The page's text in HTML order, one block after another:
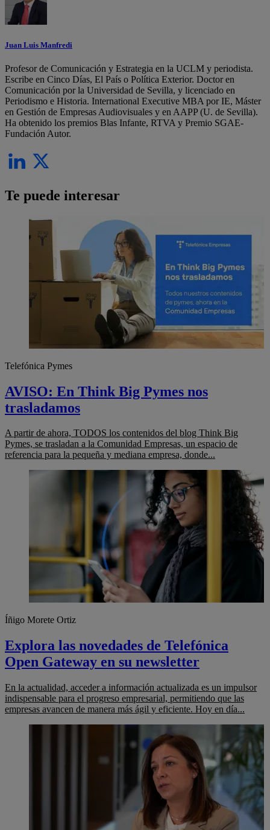
Juan Luis Manfredi
Profesor de Comunicación y Estrategia en la UCLM y periodista.
Escribe en Cinco Días, El País o Política Exterior. Doctor en
Comunicación por la Universidad de Sevilla, y licenciado en
Periodismo e Historia. International Executive MBA por IE, Máster
en Gestión de Empresas Audiovisuales y en AAPP (U. de Sevilla).
Ha obtenido los premios Blas Infante, RTVA y Premio SGAE-
Fundación Autor.
Te puede interesar
Telefónica Pymes
AVISO: En Think Big Pymes nos
trasladamos
A partir de ahora, TODOS los contenidos del blog Think Big
Pymes, se trasladan a la Comunidad Empresas, un espacio de
referencia para la pequeña y mediana empresa, donde...
Íñigo Morete Ortiz
Explora las novedades de Telefónica
Open Gateway en su newsletter
En la actualidad, acceder a información actualizada es un impulsor
indispensable para el progreso empresarial, permitiendo que las
empresas avancen de manera más ágil y eficiente. Hoy en día...